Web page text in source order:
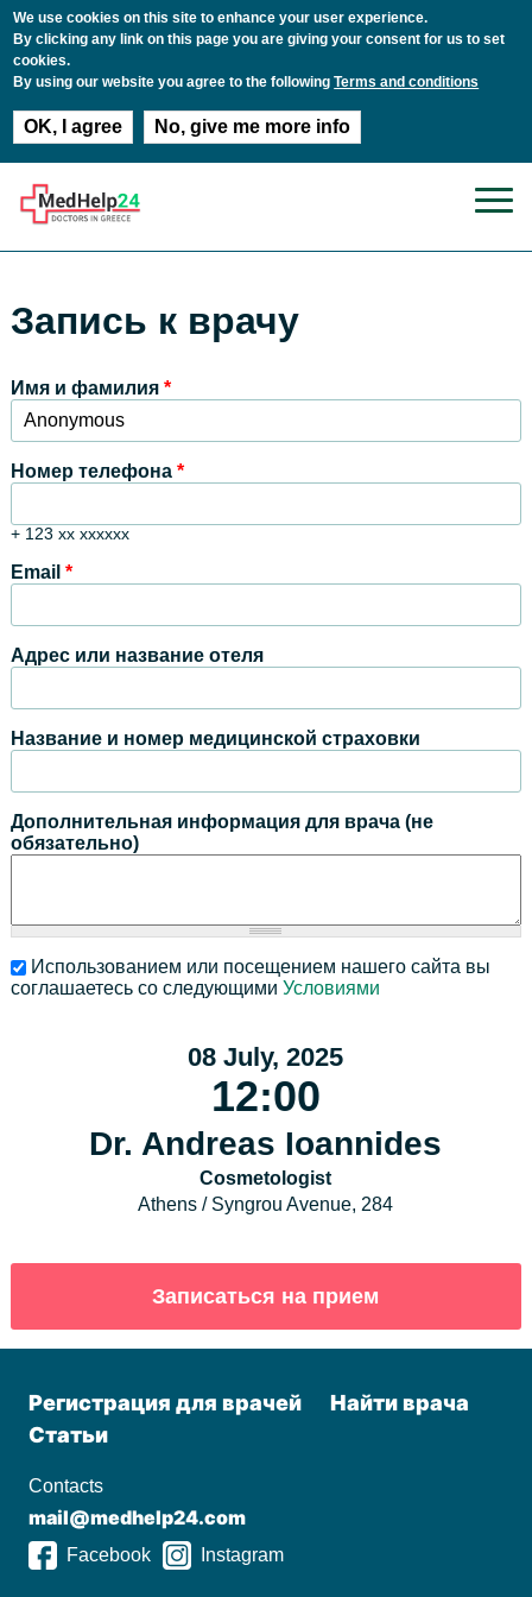
We use cookies on this site to enhance your user experience.
By clicking any link on this page you are giving your consent for us to set
cookies.
By using our website you agree to the followingTerms and conditions
OK, I agree No, give me more info
Запись к врачу
Имя и фамилия *
Номер телефона *
+ 123 xx xxxxxx
Email *
Адрес или название отеля
Название и номер медицинской страховки
Дополнительная информация для врача (не
обязательно)
Использованием или посещением нашего сайта вы
соглашаетесь со следующими Условиями
08 July, 2025
12:00
Dr. Andreas Ioannides
Cosmetologist
Athens / Syngrou Avenue, 284
Регистрация для врачей
Найти врача
Статьи
Contacts
mail@medhelp24.com
Facebook Instagram